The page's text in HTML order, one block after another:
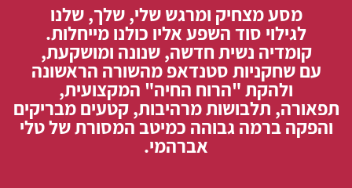
מסע מצחיק ומרגש שלי, שלך, שלנו
לגילוי סוד השפע אליו כולנו מייחלות.
קומדיה נשית חדשה, שנונה ומושקעת,
עם שחקניות סטנדאפ מהשורה הראשונה
ולהקת "הרוח החיה" המקצועית,
תפאורה, תלבושות מרהיבות, קטעים מבריקים
והפקה ברמה גבוהה כמיטב המסורת של טלי
אברהמי.